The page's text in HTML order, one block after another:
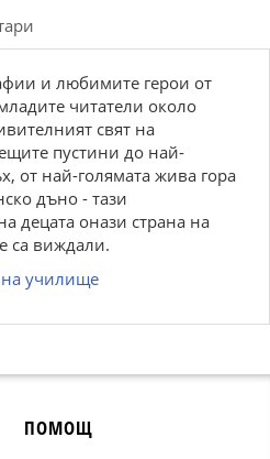
и любимите герои от
читатели около
свят на
пустини до най-
от най-голямата жива гора
дъно - тази
децата онази страна на
са виждали.
училище
ПОМОЩ